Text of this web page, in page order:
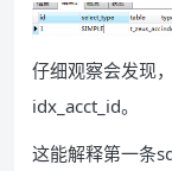
仔细观察会发现
idx_acct_id。
这能解释第一条